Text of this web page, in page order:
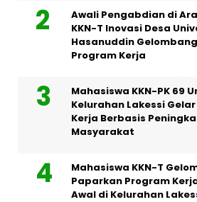
Awali Pengabdian di
KKN-T Inovasi Desa
Hasanuddin Gelombang
Program Kerja
Mahasiswa KKN-PK 69
Kelurahan Lakessi
Kerja Berbasis
Masyarakat
Mahasiswa KKN-T
Paparkan Program
Awal di Kelurahan